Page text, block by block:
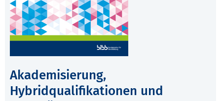
Akademisierung,
Hybridqualifikationen und